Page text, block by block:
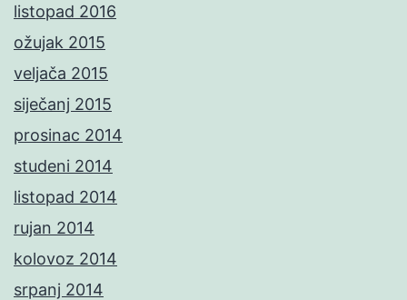
listopad 2016
ožujak 2015
veljača 2015
siječanj 2015
prosinac 2014
studeni 2014
listopad 2014
rujan 2014
kolovoz 2014
srpanj 2014